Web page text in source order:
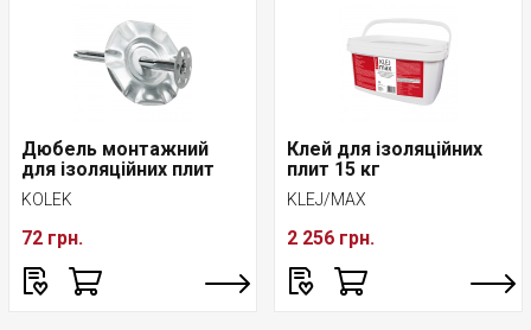
Дюбель монтажний
для ізоляційних плит
KOLEK
72 грн.
Клей для ізоляційних
плит 15 кг
KLEJ/MAX
2 256 грн.